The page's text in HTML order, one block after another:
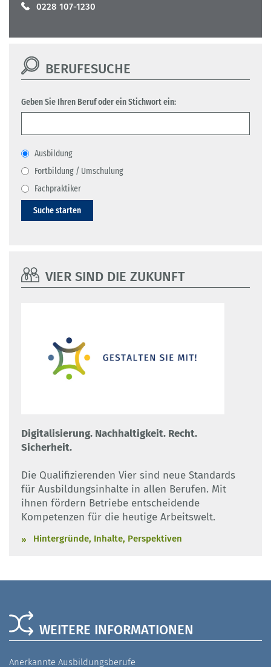
0228 107-1230
BERUFESUCHE
Geben Sie Ihren Beruf oder ein Stichwort ein:
Ausbildung
Fortbildung / Umschulung
Fachpraktiker
Suche starten
VIER SIND DIE ZUKUNFT
Digitalisierung. Nachhaltigkeit. Recht.
Sicherheit.
Die Qualifizierenden Vier sind neue Standards
für Ausbildungsinhalte in allen Berufen. Mit
ihnen fördern Betriebe entscheidende
Kompetenzen für die heutige Arbeitswelt.
Hintergründe, Inhalte, Perspektiven
WEITERE INFORMATIONEN
Anerkannte Ausbildungsberufe